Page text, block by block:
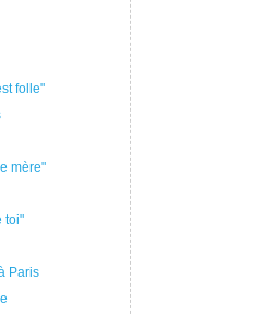
folle"
mère"
toi"
Paris